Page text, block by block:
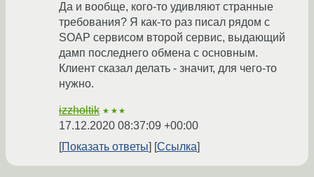
Да и вообще, кого-то удивляют странные
требования? Я как-то раз писал рядом с
SOAP сервисом второй сервис, выдающий
дамп последнего обмена с основным.
Клиент сказал делать - значит, для чего-то
нужно.
izzholtik ★★★
17.12.2020 08:37:09 +00:00
Показать ответы
Ссылка